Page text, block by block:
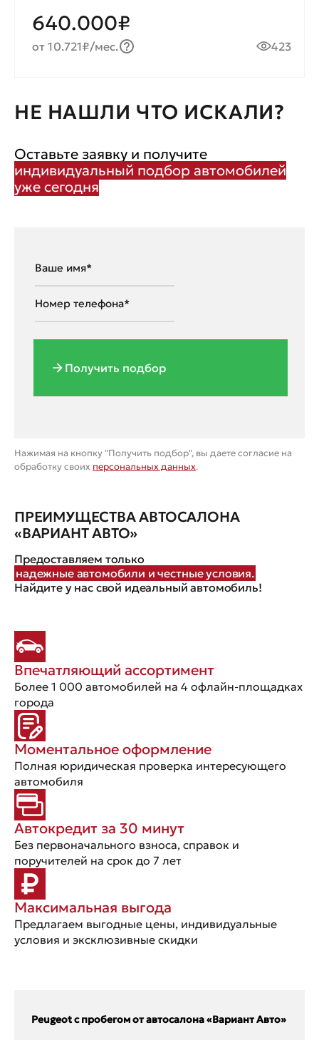
640.000₽
от 10.721₽/мес. 423
НЕ НАШЛИ ЧТО ИСКАЛИ?
Оставьте заявку и получите
индивидуальный подбор автомобилей
уже сегодня
Получить подбор
Нажимая на кнопку "Получить подбор", вы даете согласие на
обработку своих персональных данных.
ПРЕИМУЩЕСТВА АВТОСАЛОНА
«ВАРИАНТ АВТО»
Предоставляем только
надежные автомобили и честные условия.
Найдите у нас свой идеальный автомобиль!
Впечатляющий ассортимент
Более 1 000 автомобилей на 4 офлайн-площадках
города
Моментальное оформление
Полная юридическая проверка интересующего
автомобиля
Автокредит за 30 минут
Без первоначального взноса, справок и
поручителей на срок до 7 лет
Максимальная выгода
Предлагаем выгодные цены, индивидуальные
условия и эксклюзивные скидки
Peugeot с пробегом от автосалона «Вариант Авто»